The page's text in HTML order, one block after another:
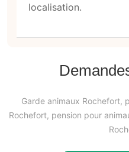
localisation.
Garde animaux Rochefort,
Rochefort, pension pour